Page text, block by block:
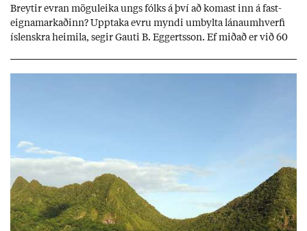
Breyt­ir evr­an mögu­leika ungs fólks á því að kom­ast inn á fast­
eigna­mark­að­inn? Upp­taka evru myndi um­bylta lánaum­hverfi
ís­lenskra heim­ila, seg­ir Gauti B. Eggerts­son. Ef mið­að er við 60